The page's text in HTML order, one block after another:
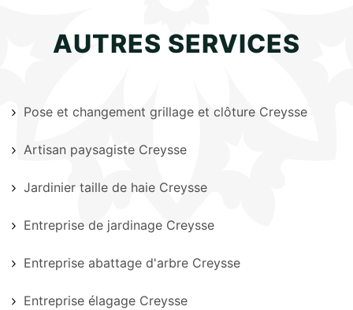
AUTRES SERVICES
Pose et changement grillage et clôture Creysse
Artisan paysagiste Creysse
Jardinier taille de haie Creysse
Entreprise de jardinage Creysse
Entreprise abattage d'arbre Creysse
Entreprise élagage Creysse